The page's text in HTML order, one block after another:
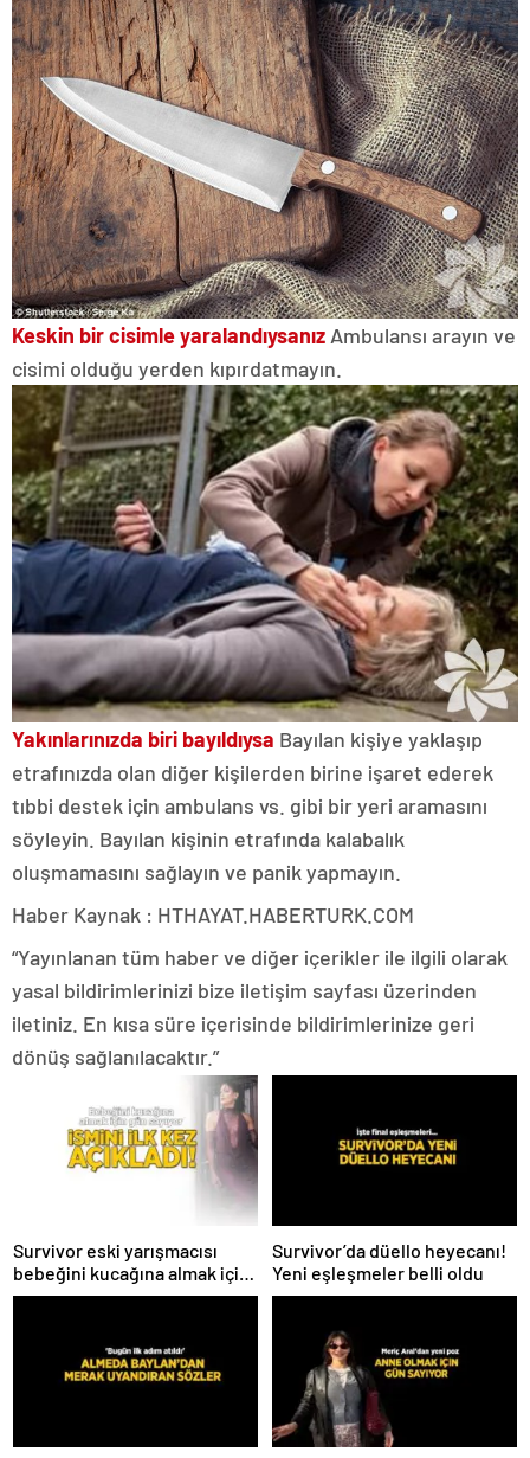
Keskin bir cisimle yaralandıysanız Ambulansı arayın ve
cisimi olduğu yerden kıpırdatmayın.
Yakınlarınızda biri bayıldıysa Bayılan kişiye yaklaşıp
etrafınızda olan diğer kişilerden birine işaret ederek
tıbbi destek için ambulans vs. gibi bir yeri aramasını
söyleyin. Bayılan kişinin etrafında kalabalık
oluşmamasını sağlayın ve panik yapmayın.
Haber Kaynak : HTHAYAT.HABERTURK.COM
“Yayınlanan tüm haber ve diğer içerikler ile ilgili olarak
yasal bildirimlerinizi bize iletişim sayfası üzerinden
iletiniz. En kısa süre içerisinde bildirimlerinize geri
dönüş sağlanılacaktır.”
Survivor eski yarışmacısı
bebeğini kucağına almak için
gün sayıyor! İsmini ilk kez
Survivor’da düello heyecanı!
Yeni eşleşmeler belli oldu